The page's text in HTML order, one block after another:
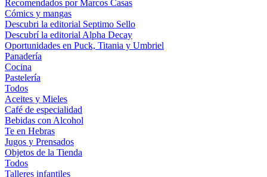
Recomendados por Marcos Casas
Cómics y mangas
Descubri la editorial Septimo Sello
Descubrí la editorial Alpha Decay
Oportunidades en Puck, Titania y Umbriel
Panadería
Cocina
Pastelería
Todos
Aceites y Mieles
Café de especialidad
Bebidas con Alcohol
Te en Hebras
Jugos y Prensados
Objetos de la Tienda
Todos
Talleres infantiles